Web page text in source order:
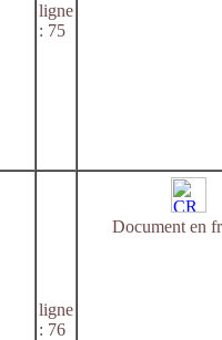
ligne
: 75
ligne
: 76
Document en